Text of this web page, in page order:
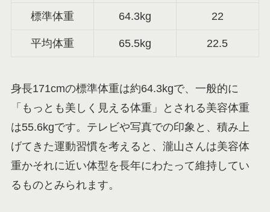
標準体重 64.3kg 22
平均体重 65.5kg 22.5
身長171cmの標準体重は約64.3kgで、一般的に
「もっとも美しく見える体重」とされる美容体重
は55.6kgです。テレビや写真での印象と、積み上
げてきた運動習慣を考えると、瀧山さんは美容体
重かそれに近い体型を長年にわたって維持してい
るものとみられます。